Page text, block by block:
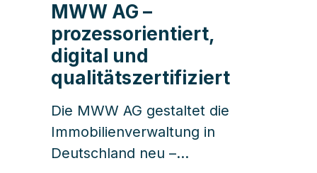
MWW AG –
prozessorientiert,
digital und
qualitätszertifiziert
Die MWW AG gestaltet die
Immobilienverwaltung in
Deutschland neu –